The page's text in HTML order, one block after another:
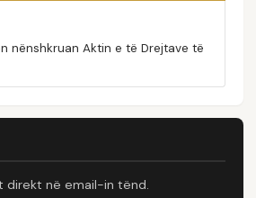
nënshkruan Aktin e të Drejtave të
direkt në email-in tënd.